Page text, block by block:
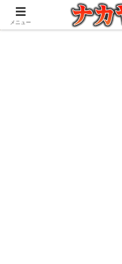
アウトドアとガジェット好
メニュー